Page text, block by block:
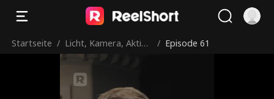
Startseite / Licht, Kamera, Aktio
/ Episode 61